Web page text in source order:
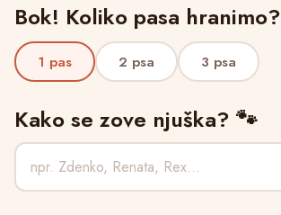
Bok! Koliko pasa hranimo?
1 pas 2 psa 3 psa
Kako se zove njuška? 🐾